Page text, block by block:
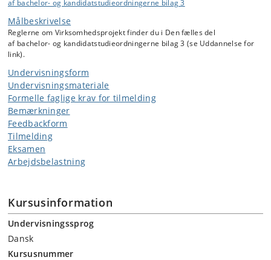
af bachelor- og kandidatstudieordningerne bilag 3
Målbeskrivelse
Reglerne om Virksomhedsprojekt finder du i Den fælles del
af bachelor- og kandidatstudieordningerne bilag 3 (se Uddannelse for
link).
Undervisningsform
Undervisningsmateriale
Formelle faglige krav for tilmelding
Bemærkninger
Feedbackform
Tilmelding
Eksamen
Arbejdsbelastning
Kursusinformation
Undervisningssprog
Dansk
Kursusnummer